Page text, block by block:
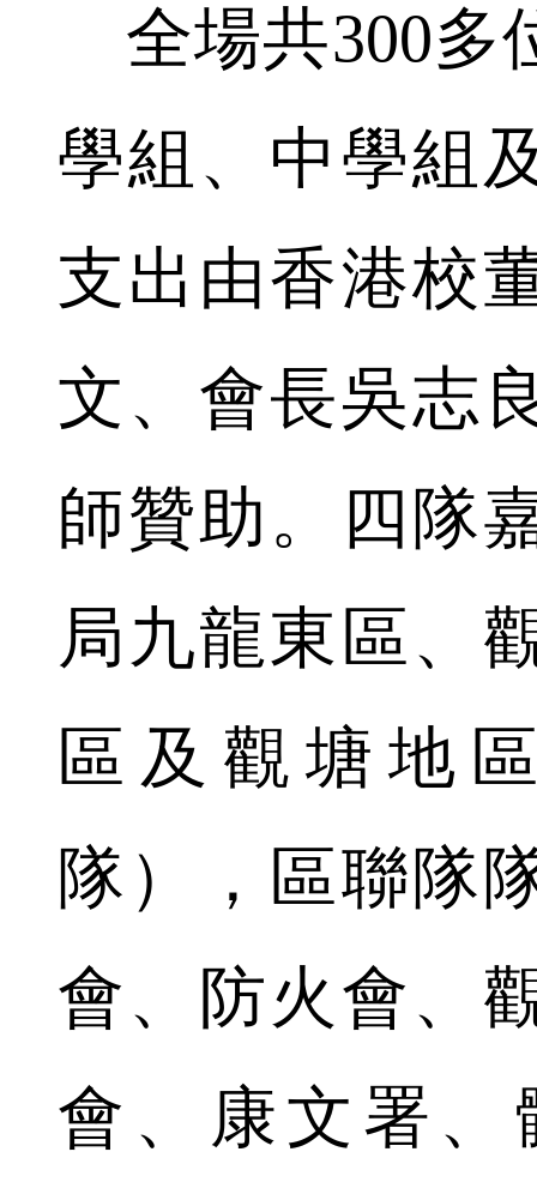
全場共300多
學組、中學組
支出由香港校
文、會長吳志
師贊助。四隊
局九龍東區、
區及觀塘地
隊），區聯隊
會、防火會、
會、康文署